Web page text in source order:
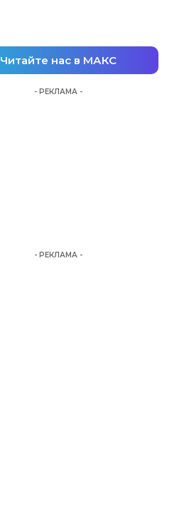
Читайте нас в МАКС
- РЕКЛАМА -
- РЕКЛАМА -